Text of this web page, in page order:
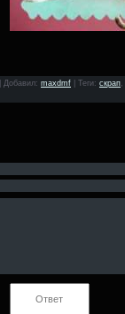
Добавил: maxdmf Теги: скрап